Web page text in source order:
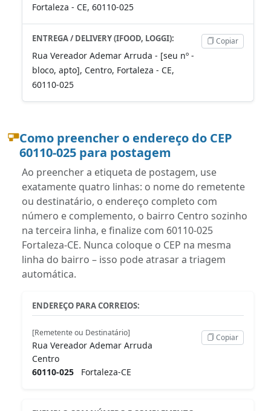
Fortaleza - CE, 60110-025
ENTREGA / DELIVERY (IFOOD, LOGGI):
Rua Vereador Ademar Arruda - [seu nº -
bloco, apto], Centro, Fortaleza - CE,
60110-025
Copiar
Como preencher o endereço do CEP
60110-025 para postagem
Ao preencher a etiqueta de postagem, use
exatamente quatro linhas: o nome do remetente
ou destinatário, o endereço completo com
número e complemento, o bairro Centro sozinho
na terceira linha, e finalize com 60110-025
Fortaleza-CE. Nunca coloque o CEP na mesma
linha do bairro – isso pode atrasar a triagem
automática.
ENDEREÇO PARA CORREIOS:
[Remetente ou Destinatário]
Rua Vereador Ademar Arruda
Centro
60110-025 Fortaleza-CE
Copiar